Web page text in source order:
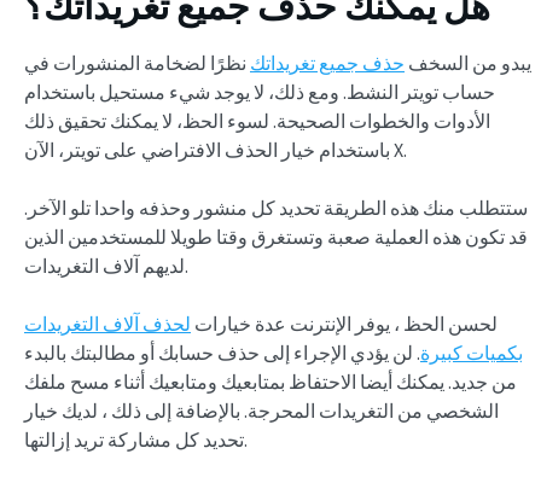
يبدو من السخف حذف جميع تغريداتك نظرًا لضخامة المنشورات في
حساب تويتر النشط. ومع ذلك، لا يوجد شيء مستحيل باستخدام
الأدوات والخطوات الصحيحة. لسوء الحظ، لا يمكنك تحقيق ذلك
باستخدام خيار الحذف الافتراضي على تويتر، الآن X.
ستتطلب منك هذه الطريقة تحديد كل منشور وحذفه واحدا تلو الآخر.
قد تكون هذه العملية صعبة وتستغرق وقتا طويلا للمستخدمين الذين
لديهم آلاف التغريدات.
لحسن الحظ ، يوفر الإنترنت عدة خيارات لحذف آلاف التغريدات
بكميات كبيرة. لن يؤدي الإجراء إلى حذف حسابك أو مطالبتك بالبدء
من جديد. يمكنك أيضا الاحتفاظ بمتابعيك ومتابعيك أثناء مسح ملفك
الشخصي من التغريدات المحرجة. بالإضافة إلى ذلك ، لديك خيار
تحديد كل مشاركة تريد إزالتها.